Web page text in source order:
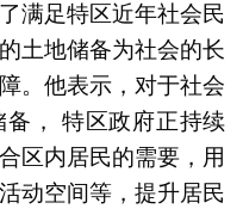
满足特区近年社会民
土地储备为社会的长
。他表示，对于社会
， 特区政府正持续
区内居民的需要，用
动空间等，提升居民